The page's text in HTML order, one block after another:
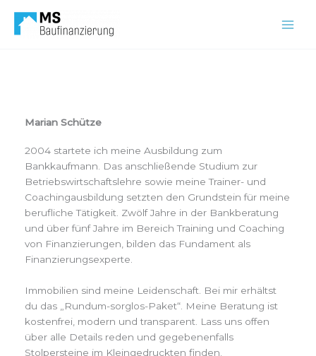
Inhalt
springen
Marian Schütze
2004 startete ich meine Ausbildung zum
Bankkaufmann. Das anschließende Studium zur
Betriebswirtschaftslehre sowie meine Trainer- und
Coachingausbildung setzten den Grundstein für meine
berufliche Tätigkeit. Zwölf Jahre in der Bankberatung
und über fünf Jahre im Bereich Training und Coaching
von Finanzierungen, bilden das Fundament als
Finanzierungsexperte.
Immobilien sind meine Leidenschaft. Bei mir erhältst
du das „Rundum-sorglos-Paket“. Meine Beratung ist
kostenfrei, modern und transparent. Lass uns offen
über alle Details reden und gegebenenfalls
Stolpersteine im Kleingedruckten finden.